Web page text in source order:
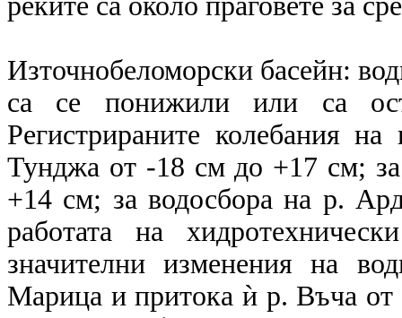
Източнобеломорски басейн:
са се понижили или са
Регистрираните колебания
Тунджа от -18 см до +17 см;
+14 см; за водосбора на р.
работата на
значителни изменения на
Марица и притока ѝ р. Въча от